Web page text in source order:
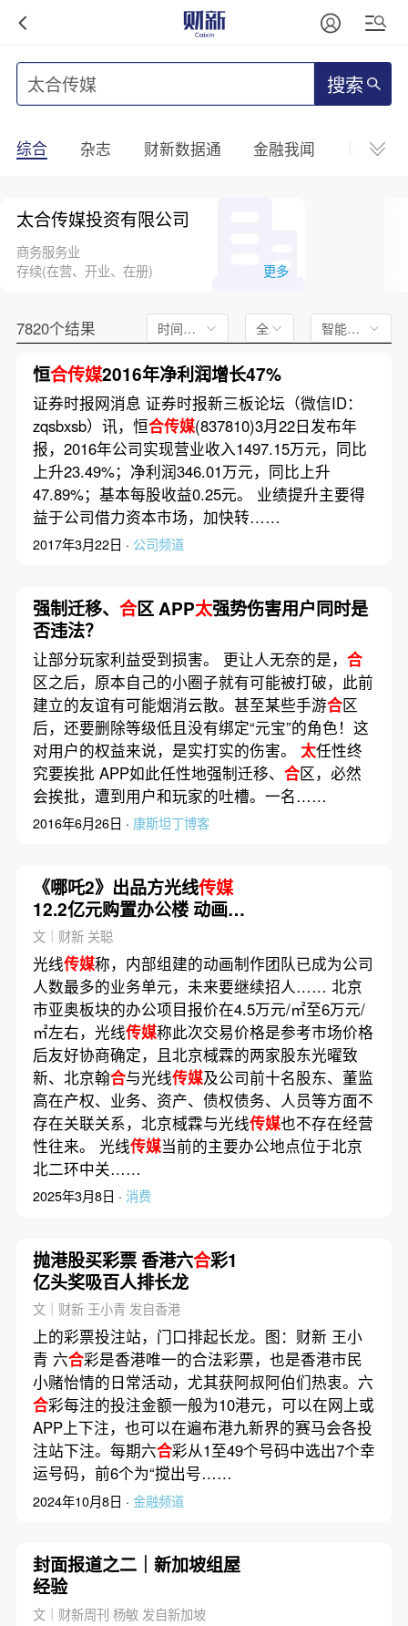
搜索
综合 杂志 财新数据通 金融我闻 财新
太合传媒投资有限公司
商务服务业
存续(在营、开业、在册)
更多
7820个结果 时间不限 全文 智能排序
恒合传媒2016年净利润增长47%
证券时报网消息 证券时报新三板论坛（微信ID：
zqsbxsb）讯，恒合传媒(837810)3月22日发布年
报，2016年公司实现营业收入1497.15万元，同比
上升23.49%；净利润346.01万元，同比上升
47.89%；基本每股收益0.25元。 业绩提升主要得
益于公司借力资本市场，加快转……
2017年3月22日 · 公司频道
强制迁移、 合区 APP太强势伤害用户同时是
否违法？
让部分玩家利益受到损害。 更让人无奈的是， 合
区之后，原本自己的小圈子就有可能被打破，此前
建立的友谊有可能烟消云散。甚至某些手游合区
后，还要删除等级低且没有绑定“元宝”的角色！这
对用户的权益来说，是实打实的伤害。 太任性终
究要挨批 APP如此任性地强制迁移、 合区，必然
会挨批，遭到用户和玩家的吐槽。一名……
2016年6月26日 · 康斯坦丁博客
《哪吒2》出品方光线传媒
12.2亿元购置办公楼 动画团
队继续招人
文｜财新 关聪
光线传媒称，内部组建的动画制作团队已成为公司
人数最多的业务单元，未来要继续招人…… 北京
市亚奥板块的办公项目报价在4.5万元/㎡至6万元/
㎡左右，光线传媒称此次交易价格是参考市场价格
后友好协商确定，且北京棫霖的两家股东光曜致
新、北京翰合与光线传媒及公司前十名股东、董监
高在产权、业务、资产、债权债务、人员等方面不
存在关联关系，北京棫霖与光线传媒也不存在经营
性往来。 光线传媒当前的主要办公地点位于北京
北二环中关……
2025年3月8日 · 消费
抛港股买彩票 香港六合彩1
亿头奖吸百人排长龙
文｜财新 王小青 发自香港
上的彩票投注站，门口排起长龙。图：财新 王小
青 六合彩是香港唯一的合法彩票，也是香港市民
小赌怡情的日常活动，尤其获阿叔阿伯们热衷。六
合彩每注的投注金额一般为10港元，可以在网上或
APP上下注，也可以在遍布港九新界的赛马会各投
注站下注。每期六合彩从1至49个号码中选出7个幸
运号码，前6个为“搅出号……
2024年10月8日 · 金融频道
封面报道之二｜新加坡组屋
经验
文｜财新周刊 杨敏 发自新加坡